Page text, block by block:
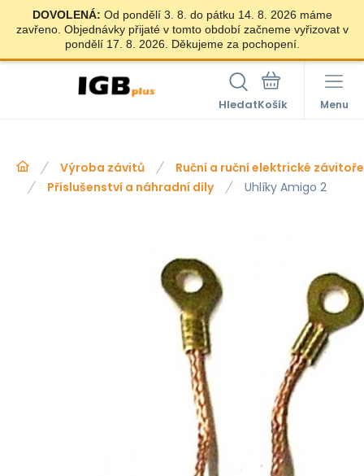
DOVOLENÁ: Od pondělí 3. 8. do pátku 14. 8. 2026 máme
zavřeno. Objednávky přijaté v tomto období začneme vyřizovat v
pondělí 17. 8. 2026. Děkujeme za pochopení.
Hledat Menu
Výroba závitů
Ruční a ruční elektrické
Příslušenství a náhradní díly
Uhlíky Amigo 2